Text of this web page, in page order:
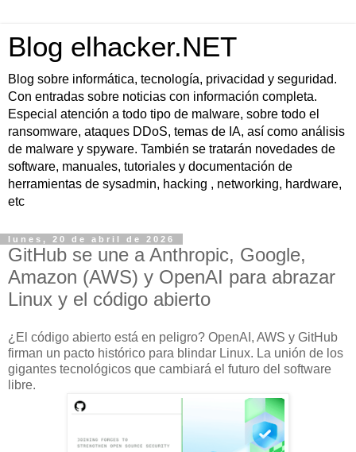
Blog elhacker.NET
Blog sobre informática, tecnología, privacidad y seguridad.
Con entradas sobre noticias con información completa.
Especial atención a todo tipo de malware, sobre todo el
ransomware, ataques DDoS, temas de IA, así como análisis
de malware y spyware. También se tratarán novedades de
software, manuales, tutoriales y documentación de
herramientas de sysadmin, hacking , networking, hardware,
etc
lunes, 20 de abril de 2026
GitHub se une a Anthropic, Google,
Amazon (AWS) y OpenAI para abrazar
Linux y el código abierto
¿El código abierto está en peligro? OpenAI, AWS y GitHub
firman un pacto histórico para blindar Linux. La unión de los
gigantes tecnológicos que cambiará el futuro del software
libre.